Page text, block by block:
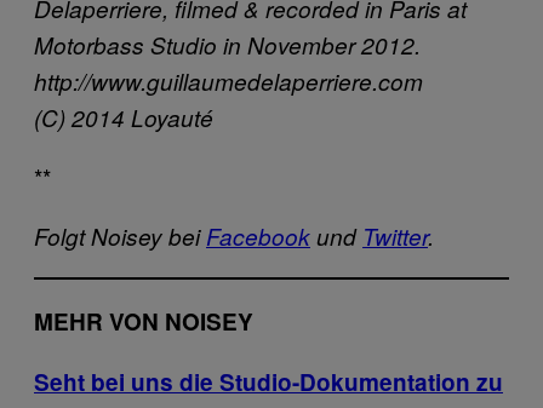
Delaperriere, filmed & recorded in Paris at
Motorbass Studio in November 2012.
http://www.guillaumedelaperriere.com
(C) 2014 Loyauté
**
Folgt Noisey beiFacebookund Twitter.
MEHR VON NOISEY
Seht bei uns die Studio-Dokumentation zu